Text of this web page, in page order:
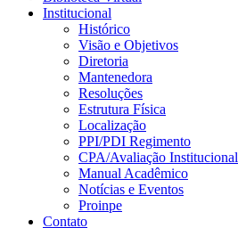
Institucional
Histórico
Visão e Objetivos
Diretoria
Mantenedora
Resoluções
Estrutura Física
Localização
PPI/PDI Regimento
CPA/Avaliação Institucional
Manual Acadêmico
Notícias e Eventos
Proinpe
Contato